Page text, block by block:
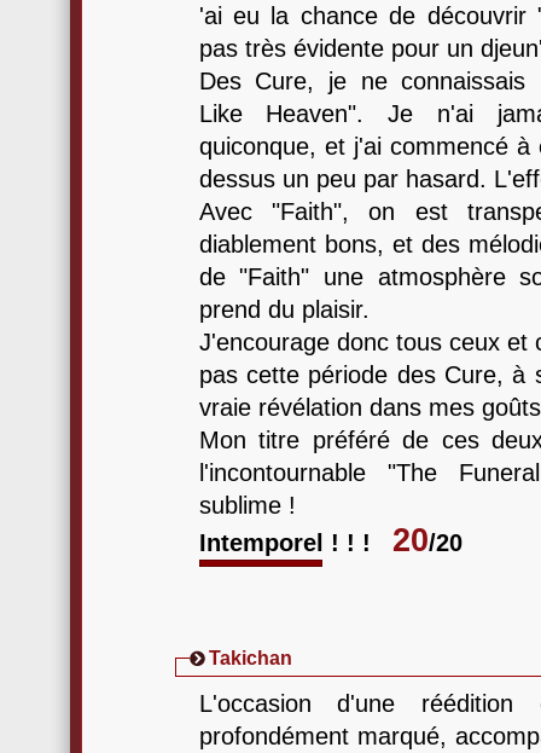
'ai eu la chance de découvrir
pas très évidente pour un
Des Cure, je ne connaissais
Like Heaven". Je n'ai
quiconque, et j'ai commencé
dessus un peu par hasard.
Avec "Faith", on est
diablement bons, et des
de "Faith" une atmosphère
prend du plaisir.
J'encourage donc tous ceux et
pas cette période des Cure, à
vraie révélation dans mes
Mon titre préféré de ces
l'incontournable "The
sublime !
Intemporel ! ! !
20/20
Takichan
L'occasion d'une
profondément marqué,